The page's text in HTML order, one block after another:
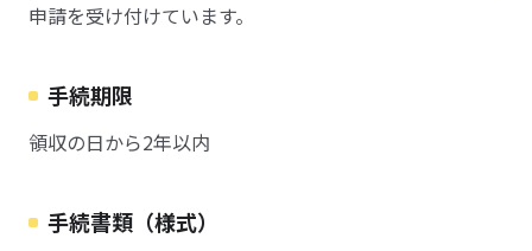
申請を受け付けています。
手続期限
領収の日から2年以内
手続書類（様式）